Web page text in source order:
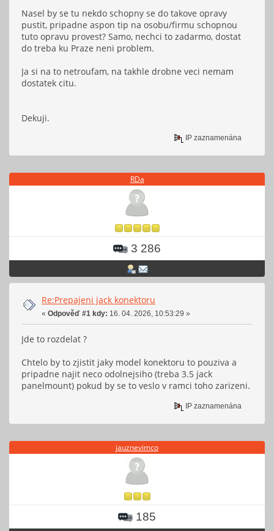
Nasel by se tu nekdo schopny se do takove opravy
pustit, pripadne aspon tip na osobu/firmu schopnou
tuto opravu provest? Samo, nechci to zadarmo, dostat
do treba ku Praze neni problem.
Ja si na to netroufam, na takhle drobne veci nemam
dostatek citu.
Dekuji.
IP zaznamenána
RDa
3 286
Re:Prepajeni jack konektoru
« Odpověď #1 kdy: 16. 04. 2026, 10:53:29 »
Jde to rozdelat ?
Chtelo by to zjistit jaky model konektoru to pouziva a
pripadne najit neco odolnejsiho (treba 3.5 jack
panelmount) pokud by se to veslo v ramci toho zarizeni.
IP zaznamenána
jauznevimco
185